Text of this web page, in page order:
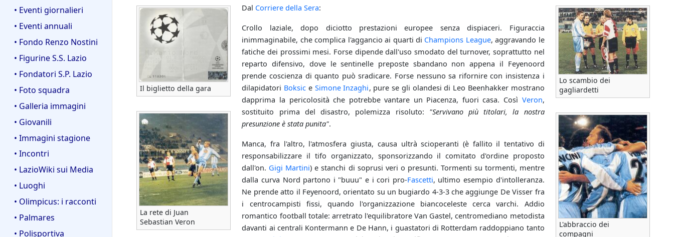
• Eventi giornalieri
• Eventi annuali
• Fondo Renzo Nostini
• Figurine S.S. Lazio
• Fondatori S.P. Lazio
• Foto squadra
• Galleria immagini
• Giovanili
• Immagini stagione
• Incontri
• LazioWiki sui Media
• Luoghi
• Olimpicus: i racconti
• Palmares
• Polisportiva
Il biglietto della gara
Lo scambio dei
gagliardetti
La rete di Juan
Sebastian Veron
L'abbraccio dei
compagni
Dal Corriere della Sera:
Crollo laziale, dopo diciotto prestazioni europee senza dispiaceri. Figuraccia
inimmaginabile, che complica l'aggancio ai quarti di Champions League, aggravando le
fatiche dei prossimi mesi. Forse dipende dall'uso smodato del turnover, soprattutto nel
reparto difensivo, dove le sentinelle preposte sbandano non appena il Feyenoord
prende coscienza di quanto può sradicare. Forse nessuno sa rifornire con insistenza i
dilapidatori Boksic e Simone Inzaghi, pure se gli olandesi di Leo Beenhakker mostrano
dapprima la pericolosità che potrebbe vantare un Piacenza, fuori casa. Così Veron,
sostituito prima del disastro, polemizza risoluto: "Servivano più titolari, la nostra
presunzione è stata punita".
Manca, fra l'altro, l'atmosfera giusta, causa ultrà scioperanti (è fallito il tentativo di
responsabilizzare il tifo organizzato, sponsorizzando il comitato d'ordine proposto
dall'on. Gigi Martini) e stanchi di soprusi veri o presunti. Tormenti su tormenti, mentre
dalla curva Nord partono i "buuu" e i cori pro-Fascetti, ultimo esempio d'intolleranza.
Ne prende atto il Feyenoord, orientato su un bugiardo 4-3-3 che aggiunge De Visser fra
i centrocampisti fissi, quando l'organizzazione biancoceleste cerca varchi. Addio
romantico football totale: arretrato l'equilibratore Van Gastel, centromediano metodista
davanti ai centrali Kontermann e De Hann, i guastatori di Rotterdam raddoppiano tanto